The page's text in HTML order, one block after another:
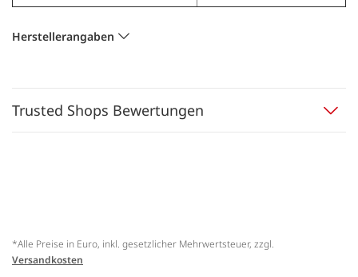
Herstellerangaben
Trusted Shops Bewertungen
*Alle Preise in Euro, inkl. gesetzlicher Mehrwertsteuer, zzgl.
Versandkosten